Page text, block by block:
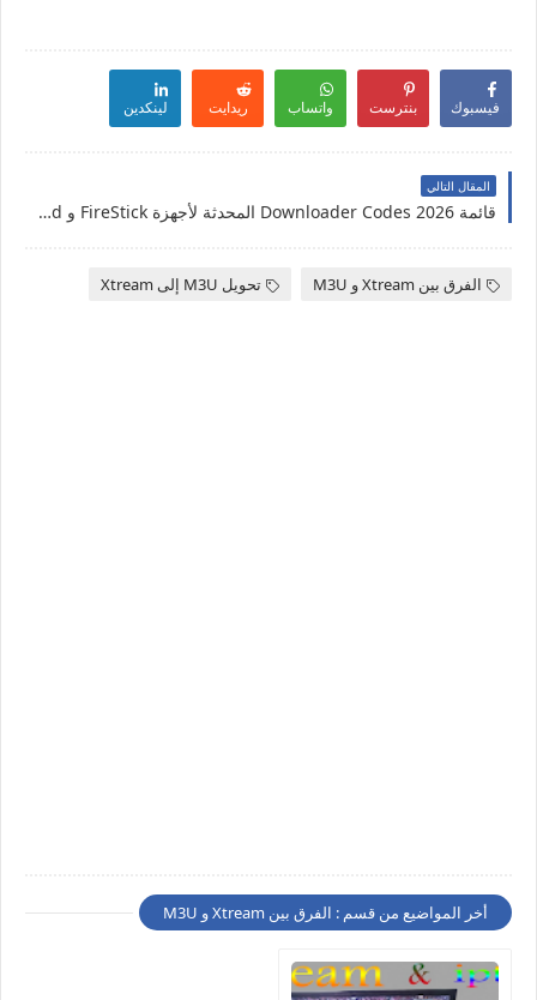
فيسبوك بنترست واتساب ريدايت لينكدين
المقال التالي
قائمة 2026 Downloader Codes المحدثة لأجهزة FireStick و Android
الفرق بين Xtream و M3U تحويل M3U إلى Xtream
أخر المواضيع من قسم : الفرق بين Xtream و M3U